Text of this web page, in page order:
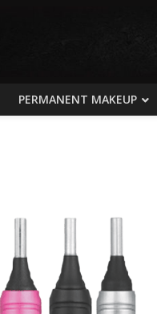
PERMANENT MAKEUP